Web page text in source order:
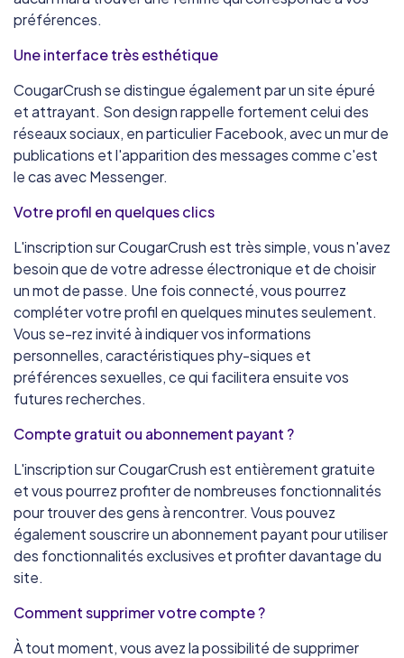
préférences.
Une interface très esthétique
CougarCrush se distingue également par un site épuré
et attrayant. Son design rappelle fortement celui des
réseaux sociaux, en particulier Facebook, avec un mur de
publications et l'apparition des messages comme c'est
le cas avec Messenger.
Votre profil en quelques clics
L'inscription sur CougarCrush est très simple, vous n'avez
besoin que de votre adresse électronique et de choisir
un mot de passe. Une fois connecté, vous pourrez
compléter votre profil en quelques minutes seulement.
Vous se-rez invité à indiquer vos informations
personnelles, caractéristiques phy-siques et
préférences sexuelles, ce qui facilitera ensuite vos
futures recherches.
Compte gratuit ou abonnement payant ?
L'inscription sur CougarCrush est entièrement gratuite
et vous pourrez profiter de nombreuses fonctionnalités
pour trouver des gens à rencontrer. Vous pouvez
également souscrire un abonnement payant pour utiliser
des fonctionnalités exclusives et profiter davantage du
site.
Comment supprimer votre compte ?
À tout moment, vous avez la possibilité de supprimer